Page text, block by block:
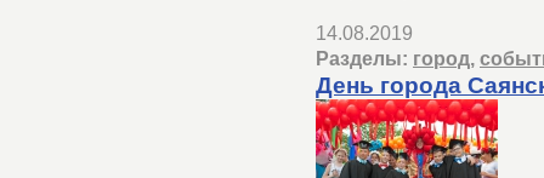
14.08.2019
Разделы: город,
День города